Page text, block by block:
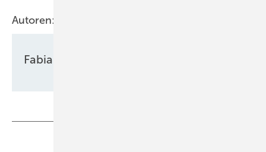
Autoren:
Fabian Kauschke